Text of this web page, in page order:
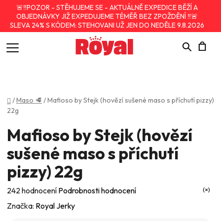
🚨‼️POZOR - STĚHUJEME SE - AKTUÁLNĚ EXPEDICE BĚŽÍ A
OBJEDNÁVKY JIŽ EXPEDUJEME TÉMĚŘ BEZ ZPOŽDĚNÍ ‼️🚨
SLEVA 24% S KÓDEM: STEHOVANI UŽ JEN DO NEDĚLE 9.8.2026
Hledat
Domů
/Maso 🥩 /Mafioso by Stejk (hovězí sušené maso s příchutí pizzy)
22g
Mafioso by Stejk (hovězí
sušené maso s příchutí
pizzy) 22g
Průměrné
hodnocení
242 hodnocení Podrobnosti hodnocení
Značka: Royal Jerky